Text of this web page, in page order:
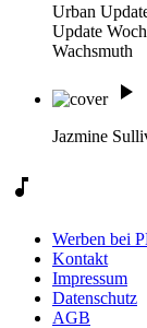
Urban
Update
Wachsmuth
play_arrow
Jazmine
music_note
Werben bei
Kontakt
Impressum
Datenschutz
AGB